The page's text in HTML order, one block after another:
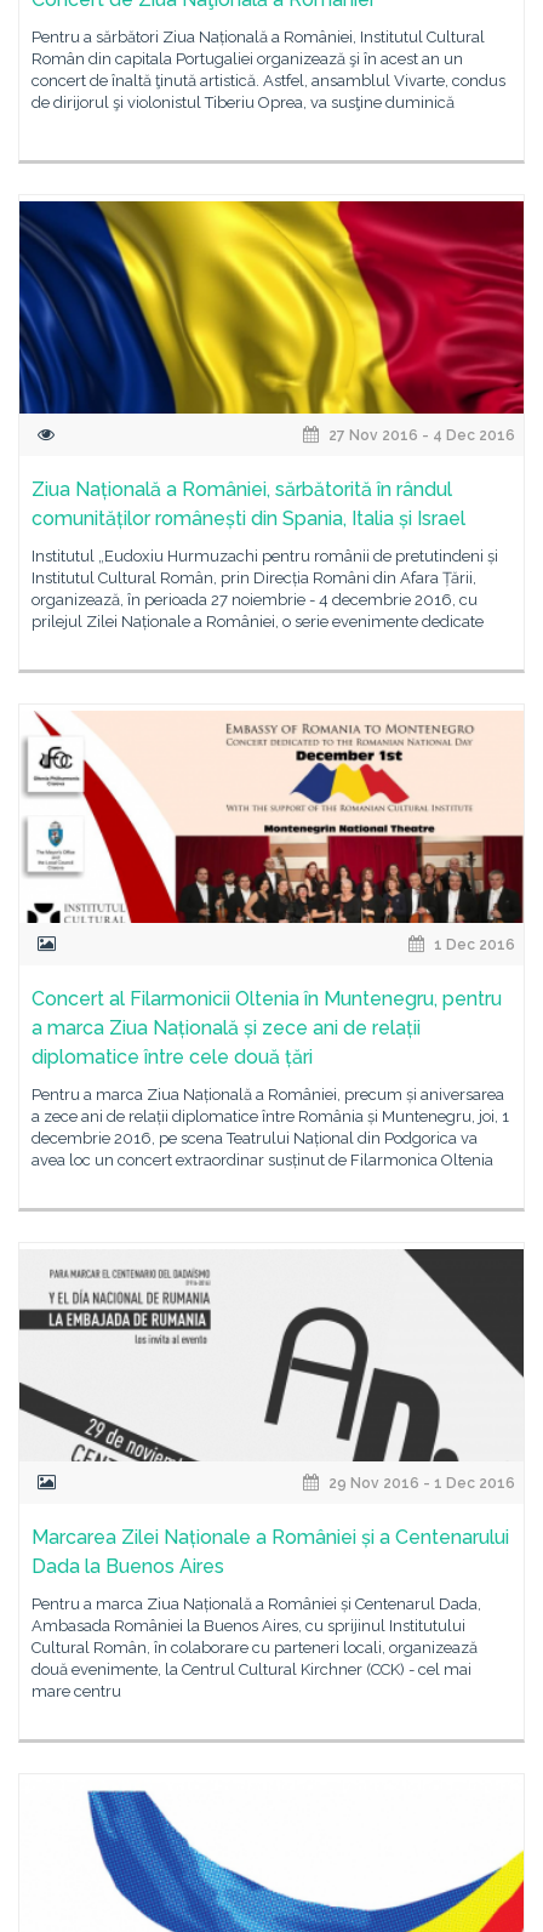
Pentru a sărbători Ziua Națională a României, Institutul Cultural
Român din capitala Portugaliei organizează şi în acest an un
concert de înaltă ţinută artistică. Astfel, ansamblul Vivarte, condus
de dirijorul şi violonistul Tiberiu Oprea, va susţine duminică
27 Nov 2016 - 4 Dec 2016
Ziua Națională a României, sărbătorită în rândul
comunităților românești din Spania, Italia și Israel
Institutul „Eudoxiu Hurmuzachi pentru românii de pretutindeni și
Institutul Cultural Român, prin Direcția Români din Afara Țării,
organizează, în perioada 27 noiembrie - 4 decembrie 2016, cu
prilejul Zilei Naționale a României, o serie evenimente dedicate
1 Dec 2016
Concert al Filarmonicii Oltenia în Muntenegru, pentru
a marca Ziua Națională și zece ani de relații
diplomatice între cele două țări
Pentru a marca Ziua Națională a României, precum și aniversarea
a zece ani de relații diplomatice între România și Muntenegru, joi, 1
decembrie 2016, pe scena Teatrului Național din Podgorica va
avea loc un concert extraordinar susținut de Filarmonica Oltenia
29 Nov 2016 - 1 Dec 2016
Marcarea Zilei Naționale a României și a Centenarului
Dada la Buenos Aires
Pentru a marca Ziua Națională a României și Centenarul Dada,
Ambasada României la Buenos Aires, cu sprijinul Institutului
Cultural Român, în colaborare cu parteneri locali, organizează
două evenimente, la Centrul Cultural Kirchner (CCK) - cel mai
mare centru